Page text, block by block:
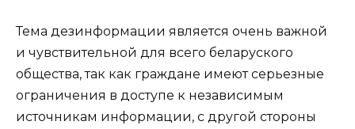
Тема дезинформации является очень важной
и чувствительной для всего беларуского
общества, так как граждане имеют серьезные
ограничения в доступе к независимым
источникам информации, с другой стороны